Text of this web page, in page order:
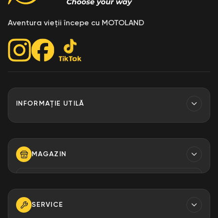
Aventura vieții începe cu MOTOLAND
INFORMAȚIE UTILĂ
Despre Noi
MAGAZIN
+373 79 923 304
+373 79 923 306
SERVICE